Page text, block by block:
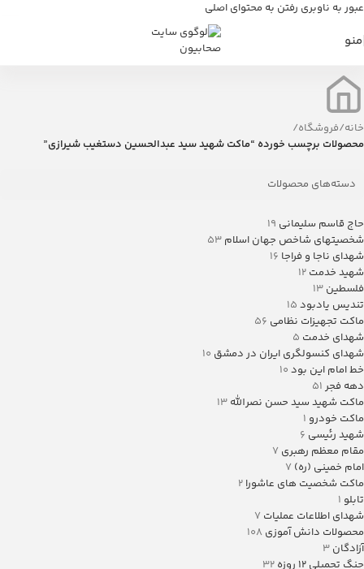
عبور به ناوبری رفتن به محتوای اصلی
منو
خانه/فروشگاه/
محصولات برچسب خورده “ماکت شهید سید عبدالحسین دستغیب شیرازی”
دسته‌های محصولات
حاج قاسم سلیمانی 19
شخصیتهای شاخص جهان اسلام 53
شهدای ناجا و فراجا 16
شهید خدمت 12
فلسطین 13
تندیس یادبود 15
ماکت تجهیزات نظامی 56
شهدای خدمت 5
شهدای کنسولگری ایران در دمشق 10
خط امام این بود 10
دهه فجر 51
ماکت شهید سید حسن نصرالله 13
ماکت خودرو 1
شهید رئیسی 6
مقام معظم رهبری 7
امام خمینی (ره) 7
ماکت شخصیت های عاشورا 2
تابلو 1
شهدای اطلاعات عملیات 7
محصولات دانش آموزی 108
آزادگان 3
جنگ تحمیلی 12 روزه
32